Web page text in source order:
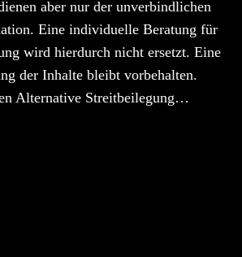
aber nur der unverbindlichen
Eine individuelle Beratung für
wird hierdurch nicht ersetzt. Eine
der Inhalte bleibt vorbehalten.
Alternative Streitbeilegung…